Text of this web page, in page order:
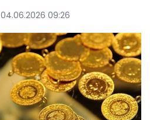
04.06.2026 09:26